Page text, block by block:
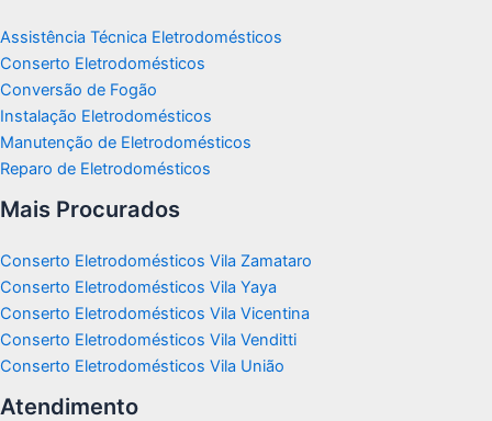
Assistência Técnica Eletrodomésticos
Conserto Eletrodomésticos
Conversão de Fogão
Instalação Eletrodomésticos
Manutenção de Eletrodomésticos
Reparo de Eletrodomésticos
Mais Procurados
Conserto Eletrodomésticos Vila Zamataro
Conserto Eletrodomésticos Vila Yaya
Conserto Eletrodomésticos Vila Vicentina
Conserto Eletrodomésticos Vila Venditti
Conserto Eletrodomésticos Vila União
Atendimento